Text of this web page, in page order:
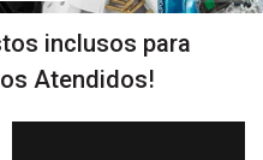
inclusos para
Atendidos!